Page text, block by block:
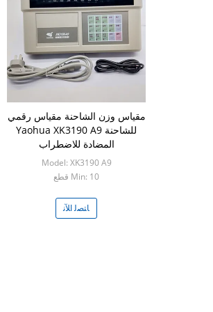
مقياس وزن الشاحنة مقياس رقمي
للشاحنة Yaohua XK3190 A9
المضادة للاضطراب
Model: XK3190 A9
Min: 10 قطع
ﺎﺘﺼﻟ ﺍﻶﻧ